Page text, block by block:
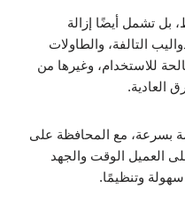
بل تشمل أيضًا إزالة
التالفة، والطاولات
للاستخدام، وغيرها من
العادية.
بسرعة، مع المحافظة على
العميل الوقت والجهد
وتنظيمًا.